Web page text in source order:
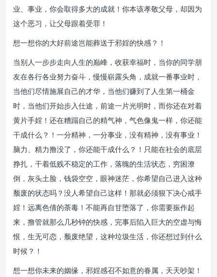
业、事业，你会取得多大的成就！你本该孝敬父母，却因为
这个恶习，让父母跟着受罪！
想一想你的大好前途岂能葬送于邪婬的快感？！
当别人一步步走向人生的巅峰，收获幸福时，当你的同学朋
友在各行各业努力奋斗，慢慢崭露头角，成就一番事业时，
当他们尽情施展自己的才华，当他们赚到了人生第一桶金
时，当他们开始步入仕途，前途一片光明时，而你还在对着
黄片手婬！还在糟蹋自己的精气神，气色像鬼一样，你还能
干成什么？！一分精神，一分事业，没有精神，没有事业！
脑力、精力撸没了，你还能干成什么？！只能在社会的底层
挣扎，干着低贱不稳定的工作，落魄的生活状态，穷困潦
倒，灰头土脸，钱袋空空，眼神迷茫，你希望自己进入这种
颓废的状态吗？没人希望自己这样！那就必须狠下决心戒手
婬！远离色倩的荼毒！不能再自甘堕落了，你需要振作起
来，撸管就那么几秒钟的快感，完事后陷入巨大的空虚与悔
恨，生无可恋，颓废绝望，这种垃圾生活，你还想过到什么
时候？！
想一想你未来的姻缘，邪婬感召不如意的眷属，天天吵架！